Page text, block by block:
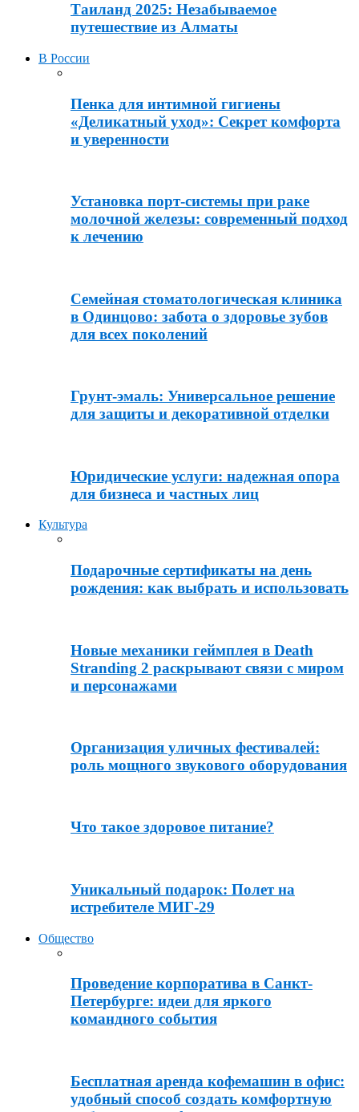
Таиланд 2025: Незабываемое
путешествие из Алматы
В России
Пенка для интимной гигиены
«Деликатный уход»: Секрет комфорта
и уверенности
Установка порт-системы при раке
молочной железы: современный подход
к лечению
Семейная стоматологическая клиника
в Одинцово: забота о здоровье зубов
для всех поколений
Грунт-эмаль: Универсальное решение
для защиты и декоративной отделки
Юридические услуги: надежная опора
для бизнеса и частных лиц
Культура
Подарочные сертификаты на день
рождения: как выбрать и использовать
Новые механики геймплея в Death
Stranding 2 раскрывают связи с миром
и персонажами
Организация уличных фестивалей:
роль мощного звукового оборудования
Что такое здоровое питание?
Уникальный подарок: Полет на
истребителе МИГ-29
Общество
Проведение корпоратива в Санкт-
Петербурге: идеи для яркого
командного события
Бесплатная аренда кофемашин в офис:
удобный способ создать комфортную